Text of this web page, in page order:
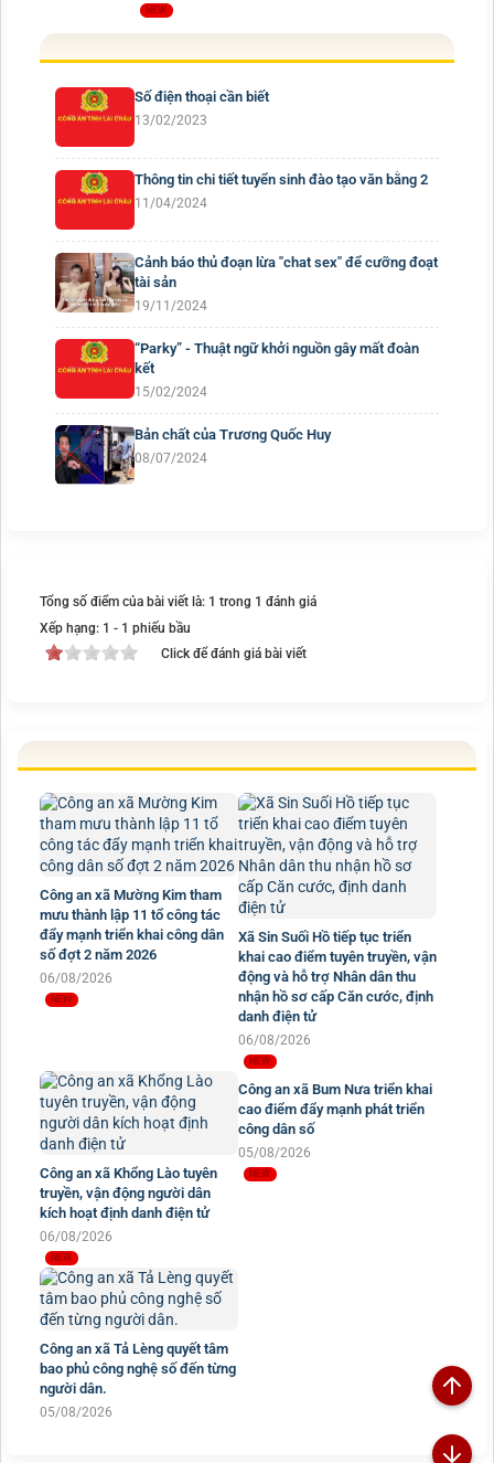
Số điện thoại cần biết
13/02/2023
Thông tin chi tiết tuyển sinh đào tạo văn bằng 2
11/04/2024
Cảnh báo thủ đoạn lừa "chat sex" để cưỡng đoạt
tài sản
19/11/2024
“Parky” - Thuật ngữ khởi nguồn gây mất đoàn
kết
15/02/2024
Bản chất của Trương Quốc Huy
08/07/2024
Tổng số điểm của bài viết là: 1 trong 1 đánh giá
Xếp hạng: 1 - 1 phiếu bầu
Click để đánh giá bài viết
Công an xã Mường Kim tham
mưu thành lập 11 tổ công tác
đẩy mạnh triển khai công dân
số đợt 2 năm 2026
06/08/2026
Xã Sin Suối Hồ tiếp tục triển
khai cao điểm tuyên truyền, vận
động và hỗ trợ Nhân dân thu
nhận hồ sơ cấp Căn cước, định
danh điện tử
06/08/2026
Công an xã Khổng Lào tuyên
truyền, vận động người dân
kích hoạt định danh điện tử
06/08/2026
Công an xã Bum Nưa triển khai
cao điểm đẩy mạnh phát triển
công dân số
05/08/2026
Công an xã Tả Lèng quyết tâm
bao phủ công nghệ số đến từng
người dân.
05/08/2026